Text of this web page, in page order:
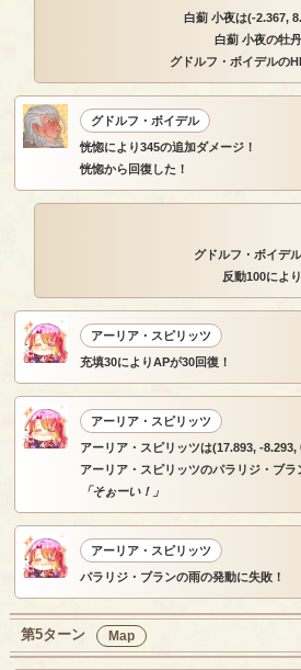
白薊 小夜は(-2.367,
白薊 小夜の牡
グドルフ・ボイデルの
グドルフ・ボイデル
恍惚により345の追加ダメージ！
恍惚から回復した！
グドルフ・ボイデ
反動100によ
アーリア・スピリッツ
充填30によりAPが30回復！
アーリア・スピリッツ
アーリア・スピリッツは(17.893, -8.293,
アーリア・スピリッツのパラリジ・ブラ
「そぉーい！」
アーリア・スピリッツ
パラリジ・ブランの雨の発動に失敗！
第5ターン Map